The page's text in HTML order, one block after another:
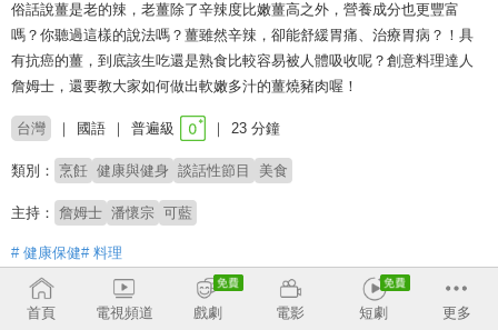
俗話說薑是老的辣，老薑除了辛辣度比嫩薑高之外，營養成分也更豐富
嗎？你聽過這樣的說法嗎？薑雖然辛辣，卻能舒緩胃痛、治療胃病？！具
有抗癌的薑，到底該生吃還是熟食比較容易被人體吸收呢？創意料理達人
詹姆士，還要教大家如何做出軟嫩多汁的薑燒豬肉喔！
台灣 國語 普遍級 23 分鐘
類別： 烹飪 健康與健身 談話性節目 美食
主持： 詹姆士 潘懷宗 可藍
# 健康保健# 料理
首頁 電視頻道 戲劇 電影 短劇 更多